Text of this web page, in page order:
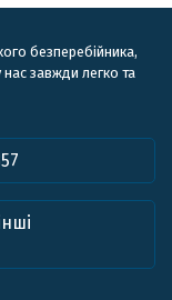
безперебійника,
завжди легко та